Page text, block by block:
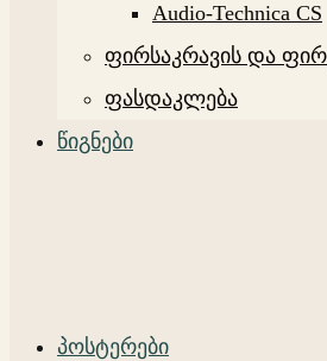
Audio-Technica CS
ფირსაკრავის და
ფასდაკლება
წიგნები
პოსტერები